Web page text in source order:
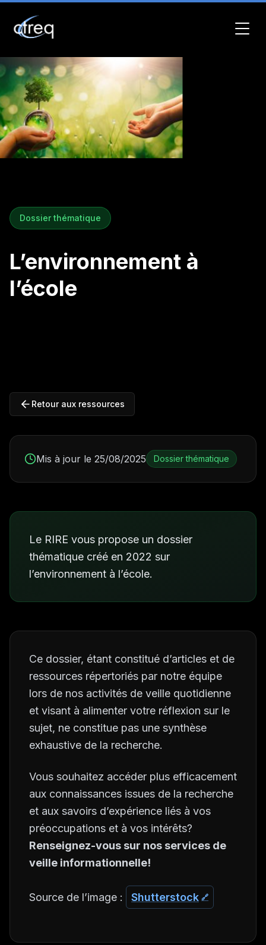
Dossier thématique
L’environnement à
l’école
Retour aux ressources
Mis à jour le 25/08/2025 Dossier thématique
Le RIRE vous propose un dossier
thématique créé en 2022 sur
l’environnement à l’école.
Ce dossier, étant constitué d’articles et de
ressources répertoriés par notre équipe
lors de nos activités de veille quotidienne
et visant à alimenter votre réflexion sur le
sujet, ne constitue pas une synthèse
exhaustive de la recherche.
Vous souhaitez accéder plus efficacement
aux connaissances issues de la recherche
et aux savoirs d’expérience liés à vos
préoccupations et à vos intérêts?
Renseignez-vous sur nos services de
veille informationnelle!
Source de l’image : Shutterstock